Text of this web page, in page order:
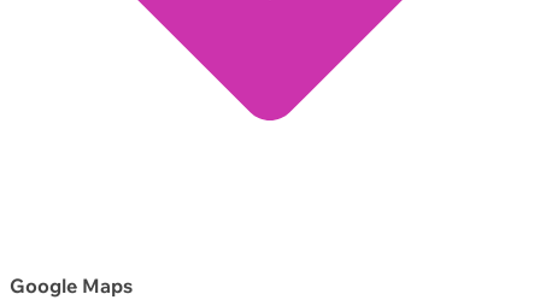
Google Maps